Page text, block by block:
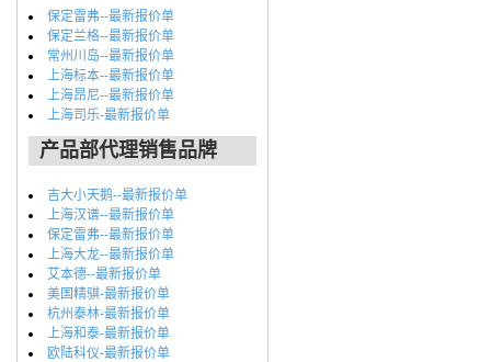
保定雷弗--最新报价单
保定兰格--最新报价单
常州川岛--最新报价单
上海标本--最新报价单
上海昂尼--最新报价单
上海司乐-最新报价单
产品部代理销售品牌
吉大小天鹅--最新报价单
上海汉谱--最新报价单
保定雷弗--最新报价单
上海大龙--最新报价单
艾本德--最新报价单
美国精骐-最新报价单
杭州泰林-最新报价单
上海和泰-最新报价单
欧陆科仪-最新报价单